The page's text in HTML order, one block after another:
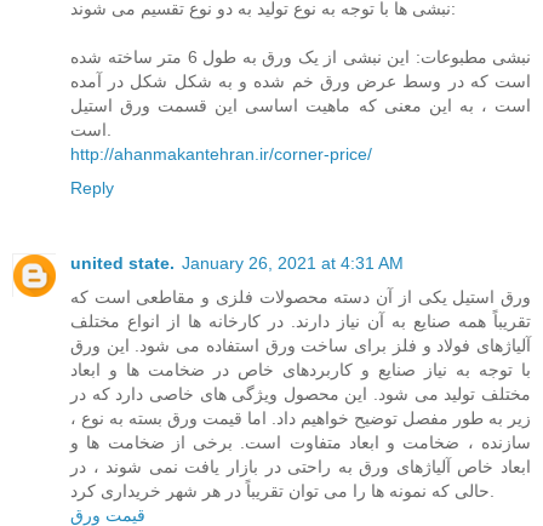
نبشی ها با توجه به نوع تولید به دو نوع تقسیم می شوند:
نبشی مطبوعات: این نبشی از یک ورق به طول 6 متر ساخته شده
است که در وسط عرض ورق خم شده و به شکل شکل در آمده
است ، به این معنی که ماهیت اساسی این قسمت ورق استیل
http://ahanmakantehran.ir/corner-price/
Reply
united state. January 26, 2021 at 4:31 AM
ورق استیل یکی از آن دسته محصولات فلزی و مقاطعی است که
تقریباً همه صنایع به آن نیاز دارند. در کارخانه ها از انواع مختلف
آلیاژهای فولاد و فلز برای ساخت ورق استفاده می شود. این ورق
با توجه به نیاز صنایع و کاربردهای خاص در ضخامت ها و ابعاد
مختلف تولید می شود. این محصول ویژگی های خاصی دارد که در
زیر به طور مفصل توضیح خواهیم داد. اما قیمت ورق بسته به نوع ،
سازنده ، ضخامت و ابعاد متفاوت است. برخی از ضخامت ها و
ابعاد خاص آلیاژهای ورق به راحتی در بازار یافت نمی شوند ، در
قیمت ورق